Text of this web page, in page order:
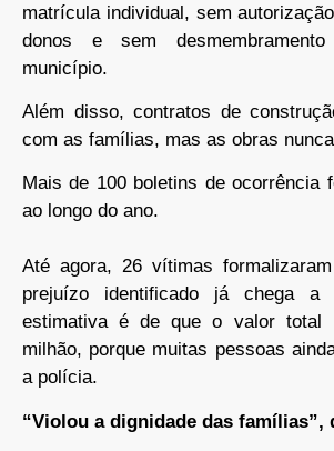
matrícula individual, sem
donos e sem
município.
Além disso, contratos de
com as famílias, mas as obras
Mais de 100 boletins de ocorrência
ao longo do ano.
Até agora, 26 vítimas
prejuízo identificado já chega
estimativa é de que o valor total
milhão, porque muitas pessoas
a polícia.
“Violou a dignidade das famílias”,